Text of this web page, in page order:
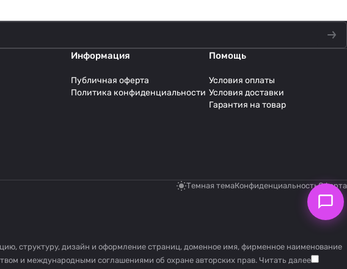
Информация
Публичная оферта
Политика конфиденциальности
Помощь
Условия оплаты
Условия доставки
Гарантия на товар
Темная темаКонфиденциальностьОферта
структуру, дизайн и оформление страниц, доменное имя, фирменное наименование
и международными соглашениями об охране авторских прав. Читать далее